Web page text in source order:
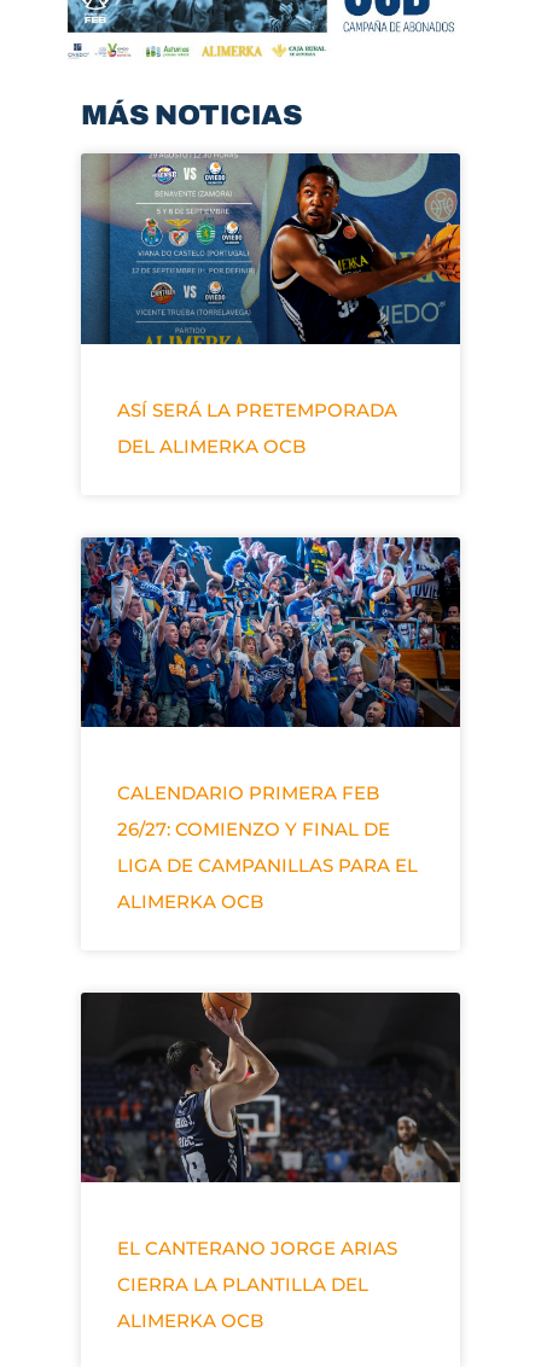
MÁS NOTICIAS
ASÍ SERÁ LA PRETEMPORADA
DEL ALIMERKA OCB
CALENDARIO PRIMERA FEB
26/27: COMIENZO Y FINAL DE
LIGA DE CAMPANILLAS PARA EL
ALIMERKA OCB
EL CANTERANO JORGE ARIAS
CIERRA LA PLANTILLA DEL
ALIMERKA OCB